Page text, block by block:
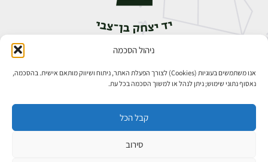
ניהול הסכמה
אנו משתמשים בעוגיות (Cookies) לצורך הפעלת האתר, ניתוח ושיווק מותאם אישית. בהסכמה,
נאסוף נתוני שימוש; ניתן לנהל או למשוך הסכמה בכל עת.
קבל הכל
סירוב
אבן גבירול 14, רחביה, ירושלים